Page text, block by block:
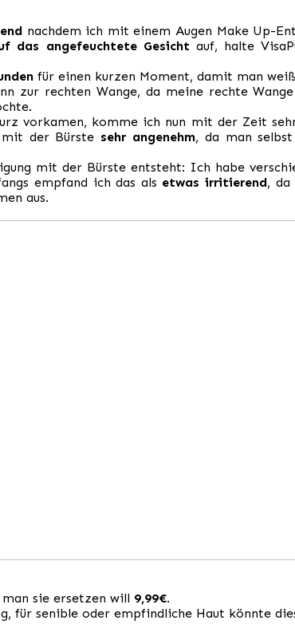
nachdem ich mit einem Augen Make Up-
das angefeuchtete Gesichtauf, halte
für einen kurzen Moment, damit man
zur rechten Wange, da meine rechte
vorkamen, komme ich nun mit der Zeit
der Bürste sehr angenehm, da man
mit der Bürste entsteht: Ich habe
empfand ich das als etwas irritierend, da
aus.
sie ersetzen will 9,99€.
für senible oder empfindliche Haut könnte